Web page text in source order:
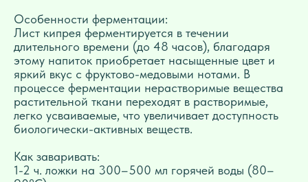
Особенности ферментации:
Лист кипрея ферментируется в течении
длительного времени (до 48 часов), благодаря
этому напиток приобретает насыщенные цвет и
яркий вкус с фруктово-медовыми нотами. В
процессе ферментации нерастворимые вещества
растительной ткани переходят в растворимые,
легко усваиваемые, что увеличивает доступность
биологически-активных веществ.
Как заваривать:
1-2 ч. ложки на 300–500 мл горячей воды (80–